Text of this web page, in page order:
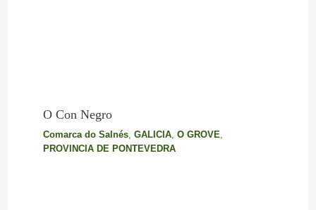
O Con Negro
Comarca do Salnés, GALICIA, O GROVE,
PROVINCIA DE PONTEVEDRA